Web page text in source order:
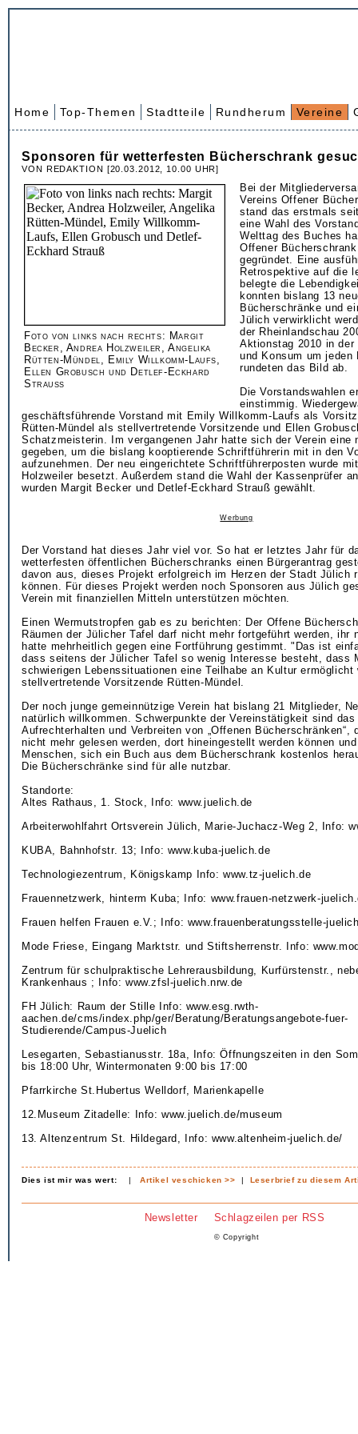
Home Top-Themen Stadtteile Rundherum Vereine
Sponsoren für wetterfesten Bücherschrank
VON REDAKTION [20.03.2012, 10.00 UHR]
Foto von links nach rechts: Margit
Becker, Andrea Holzweiler, Angelika
Rütten-Mündel, Emily Willkomm-Laufs,
Ellen Grobusch und Detlef-Eckhard
Strauß
Bei der
Vereins Offener
stand das erstmals
eine Wahl des
Welttag des Buches
Offener
gegründet. Eine
Retrospektive auf die
belegte die
konnten bislang 13
Bücherschränke und
Jülich verwirklicht
der Rheinlandschau
Aktionstag 2010 in
und Konsum um jeden
rundeten das Bild ab.
Die Vorstandswahlen
einstimmig.
geschäftsführende Vorstand mit Emily Willkomm-Laufs als
Rütten-Mündel als stellvertretende Vorsitzende und Ellen
Schatzmeisterin. Im vergangenen Jahr hatte sich der Verein eine
gegeben, um die bislang kooptierende Schriftführerin mit in den
aufzunehmen. Der neu eingerichtete Schriftführerposten wurde
Holzweiler besetzt. Außerdem stand die Wahl der Kassenprüfer
wurden Margit Becker und Detlef-Eckhard Strauß gewählt.
Werbung
Der Vorstand hat dieses Jahr viel vor. So hat er letztes Jahr für
wetterfesten öffentlichen Bücherschranks einen Bürgerantrag
davon aus, dieses Projekt erfolgreich im Herzen der Stadt Jülich
können. Für dieses Projekt werden noch Sponsoren aus Jülich
Verein mit finanziellen Mitteln unterstützen möchten.
Einen Wermutstropfen gab es zu berichten: Der Offene
Räumen der Jülicher Tafel darf nicht mehr fortgeführt werden, ihr
hatte mehrheitlich gegen eine Fortführung gestimmt. "Das ist
dass seitens der Jülicher Tafel so wenig Interesse besteht, dass
schwierigen Lebenssituationen eine Teilhabe an Kultur
stellvertretende Vorsitzende Rütten-Mündel.
Der noch junge gemeinnützige Verein hat bislang 21 Mitglieder,
natürlich willkommen. Schwerpunkte der Vereinstätigkeit sind
Aufrechterhalten und Verbreiten von „Offenen Bücherschränken“,
nicht mehr gelesen werden, dort hineingestellt werden können
Menschen, sich ein Buch aus dem Bücherschrank kostenlos
Die Bücherschränke sind für alle nutzbar.
Standorte:
Altes Rathaus, 1. Stock, Info: www.juelich.de
Arbeiterwohlfahrt Ortsverein Jülich, Marie-Juchacz-Weg 2, Info:
KUBA, Bahnhofstr. 13; Info: www.kuba-juelich.de
Technologiezentrum, Königskamp Info: www.tz-juelich.de
Frauennetzwerk, hinterm Kuba; Info: www.frauen-netzwerk-
Frauen helfen Frauen e.V.; Info: www.frauenberatungsstelle-
Mode Friese, Eingang Marktstr. und Stiftsherrenstr. Info:
Zentrum für schulpraktische Lehrerausbildung, Kurfürstenstr.,
Krankenhaus ; Info: www.zfsl-juelich.nrw.de
FH Jülich: Raum der Stille Info: www.esg.rwth-
aachen.de/cms/index.php/ger/Beratung/Beratungsangebote-fuer-
Studierende/Campus-Juelich
Lesegarten, Sebastianusstr. 18a, Info: Öffnungszeiten in den
bis 18:00 Uhr, Wintermonaten 9:00 bis 17:00
Pfarrkirche St.Hubertus Welldorf, Marienkapelle
12.Museum Zitadelle: Info: www.juelich.de/museum
13. Altenzentrum St. Hildegard, Info: www.altenheim-juelich.de/
Dies ist mir was wert: |Artikel veschicken >> | Leserbrief zu diesem
Newsletter Schlagzeilen per RSS
© Copyright